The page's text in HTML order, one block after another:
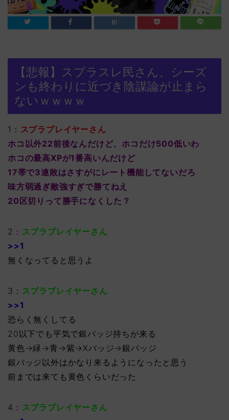
【悲報】スプラスレ民さん、シーズ
ンも終わりに近づき陰謀論が止まら
ないｗｗｗｗ
1： スプラプレイヤーさん
ホコ以外22前後なんだけど、ホコだけ500低いわ
ホコの最高XPが1番高いんだけど
17帯で3連敗はさすがにレート機能してないだろ
味方弱過ぎ敵強すぎで勝てねえ
20区切りって勝手になくした？
2： スプラプレイヤーさん
>>1
無くなってると思うよ
3： スプラプレイヤーさん
>>1
恐らく無くしてる
20以下でも平気で銀バッジ持ちが来る
黄色→緑→青→紫→Xバッジ→銀バッジ
銀バッジ以外はかなり来るようになったと思う
前までは来ても黄色くらいだった
4： スプラプレイヤーさん